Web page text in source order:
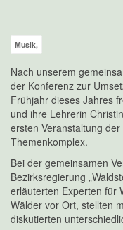
Musik,
Nach unserem
der Konferenz zur
Frühjahr dieses Jahres
und ihre Lehrerin
ersten Veranstaltung
Themenkomplex.
Bei der gemeinsamen
Bezirksregierung
erläuterten Experten für
Wälder vor Ort, stellten
diskutierten